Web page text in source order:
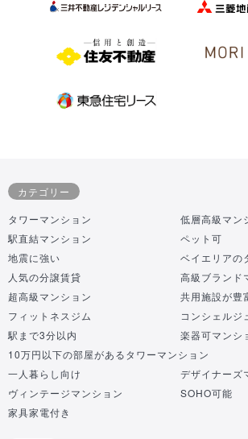
カテゴリー
タワーマンション
低層高級マン
駅直結マンション
ペット可
地震に強い
ベイエリアの
人気の分譲賃貸
高級ブランド
超高級マンション
共用施設が豊
フィットネスジム
コンシェルジ
駅まで3分以内
楽器可マンシ
10万円以下の部屋があるタワーマンション
一人暮らし向け
デザイナーズ
ヴィンテージマンション
SOHO可能
家具家電付き